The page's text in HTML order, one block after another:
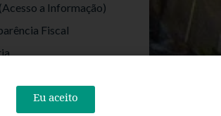
a Informação)
Fiscal
de Privacidade
Eu aceito